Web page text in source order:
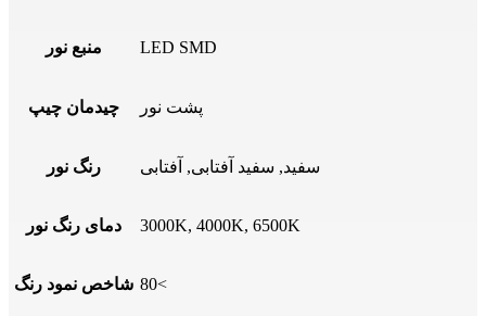
منبع نور LED SMD
چیدمان چیپ پشت نور
رنگ نور سفید, سفید آفتابی, آفتابی
دمای رنگ نور 3000K, 4000K, 6500K
شاخص نمود رنگ 80<